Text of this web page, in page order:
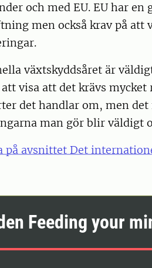
och med EU. EU har en
men också krav på att
växtskyddsåret är
visa att det krävs mycket
det handlar om, men
man gör blir väldigt
på avsnittet Det
Feeding your